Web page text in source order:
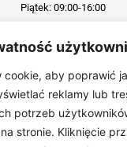
cookie, aby poprawić
reklamy lub
potrzeb
stronie. Kliknięcie
Piątek: 09:00-16:00
całości bądź części
techniki reprodukcji jest
reprodukcja lub publikacja
w jakiejkolwiek
bez uprzedniej zgody.
naruszenia praw
sprawdzane.